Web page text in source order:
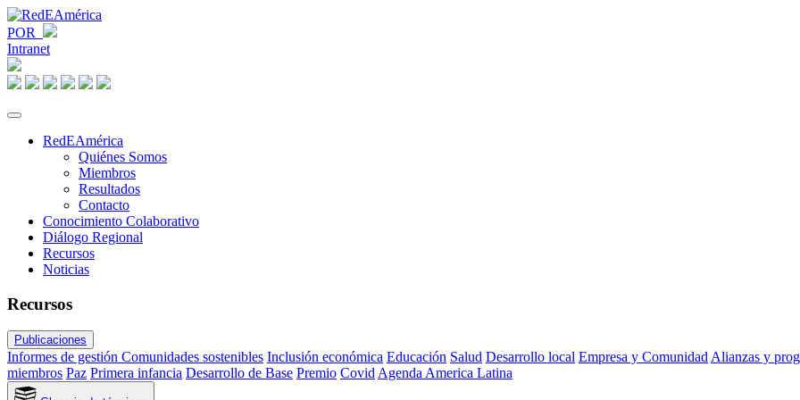
POR
Intranet
RedEAmérica
Quiénes Somos
Miembros
Resultados
Contacto
Conocimiento Colaborativo
Diálogo Regional
Recursos
Noticias
Recursos
Publicaciones
Informes de gestión Comunidades sostenibles Inclusión económica Educación Salud Desarrollo local Empresa y ComunidadAlianzas y
miembros Paz Primera infancia Desarrollo de Base Premio CovidAgenda America Latina